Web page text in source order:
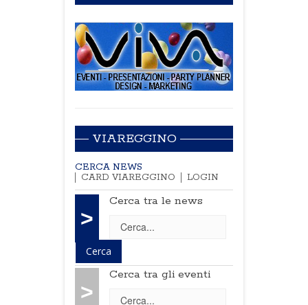
VIAREGGINO
CERCA NEWS
CARD VIAREGGINO
LOGIN
>
Cerca tra le news
>
Cerca tra gli eventi